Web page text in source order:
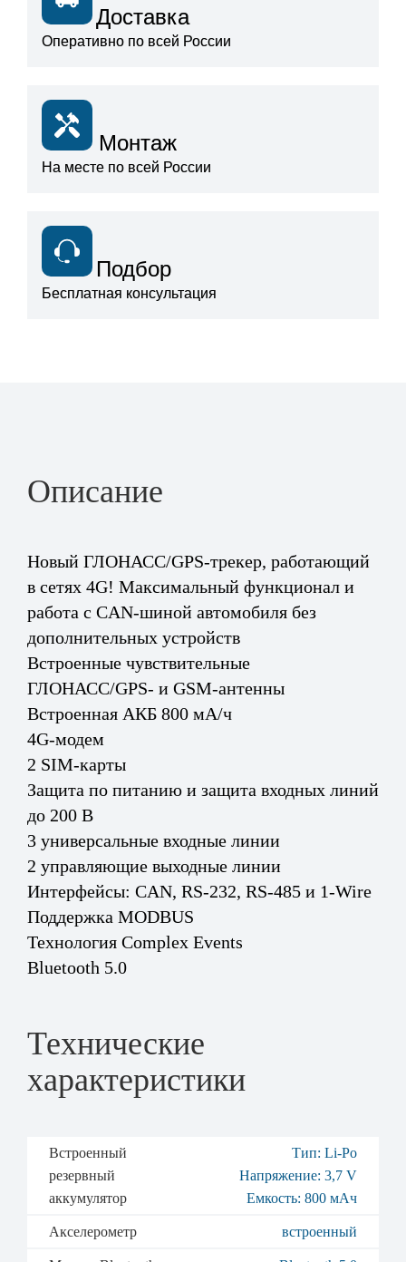
Доставка
Оперативно по всей России
Монтаж
На месте по всей России
Подбор
Бесплатная консультация
Описание
Новый ГЛОНАСС/GPS-трекер, работающий
в сетях 4G! Максимальный функционал и
работа с CAN-шиной автомобиля без
дополнительных устройств
Встроенные чувствительные
ГЛОНАСС/GPS- и GSM-антенны
Встроенная АКБ 800 мА/ч
4G-модем
2 SIM-карты
Защита по питанию и защита входных линий
до 200 В
3 универсальные входные линии
2 управляющие выходные линии
Интерфейсы: CAN, RS-232, RS-485 и 1-Wire
Поддержка MODBUS
Технология Complex Events
Bluetooth 5.0
Технические
характеристики
Встроенный
резервный
аккумулятор
Тип: Li-Po
Напряжение: 3,7 V
Емкость: 800 мАч
Акселерометр встроенный